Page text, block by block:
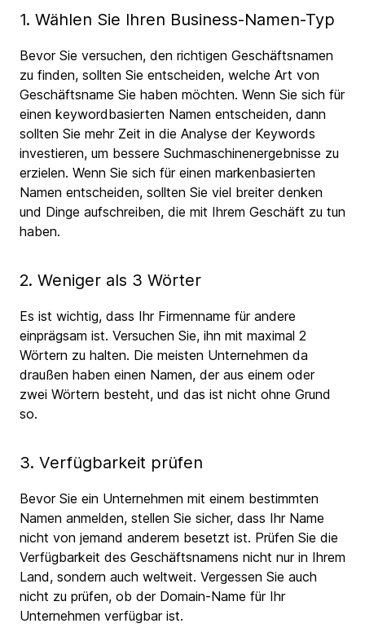
1. Wählen Sie Ihren Business-Namen-Typ
Bevor Sie versuchen, den richtigen Geschäftsnamen
zu finden, sollten Sie entscheiden, welche Art von
Geschäftsname Sie haben möchten. Wenn Sie sich für
einen keywordbasierten Namen entscheiden, dann
sollten Sie mehr Zeit in die Analyse der Keywords
investieren, um bessere Suchmaschinenergebnisse zu
erzielen. Wenn Sie sich für einen markenbasierten
Namen entscheiden, sollten Sie viel breiter denken
und Dinge aufschreiben, die mit Ihrem Geschäft zu tun
haben.
2. Weniger als 3 Wörter
Es ist wichtig, dass Ihr Firmenname für andere
einprägsam ist. Versuchen Sie, ihn mit maximal 2
Wörtern zu halten. Die meisten Unternehmen da
draußen haben einen Namen, der aus einem oder
zwei Wörtern besteht, und das ist nicht ohne Grund
so.
3. Verfügbarkeit prüfen
Bevor Sie ein Unternehmen mit einem bestimmten
Namen anmelden, stellen Sie sicher, dass Ihr Name
nicht von jemand anderem besetzt ist. Prüfen Sie die
Verfügbarkeit des Geschäftsnamens nicht nur in Ihrem
Land, sondern auch weltweit. Vergessen Sie auch
nicht zu prüfen, ob der Domain-Name für Ihr
Unternehmen verfügbar ist.